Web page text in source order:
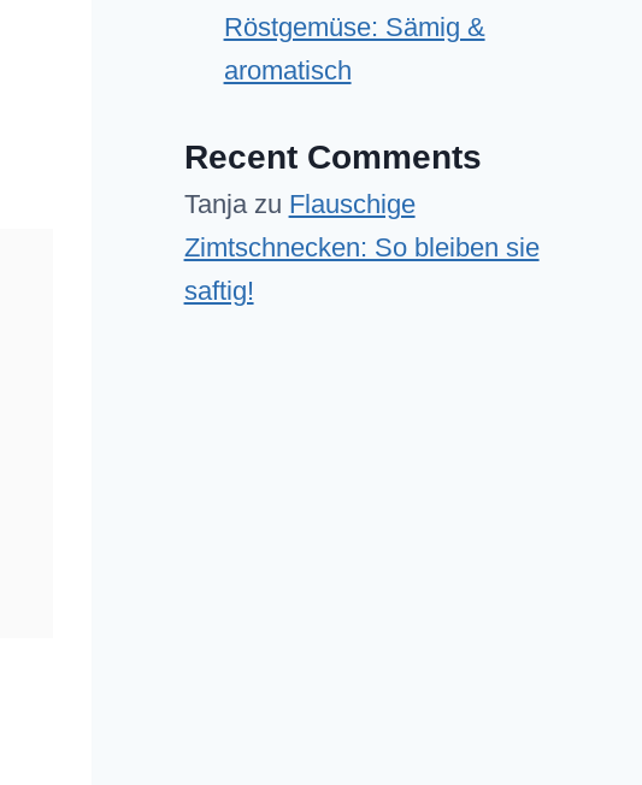
Röstgemüse: Sämig &
aromatisch
Recent Comments
Tanjazu Flauschige
Zimtschnecken: So bleiben sie
saftig!